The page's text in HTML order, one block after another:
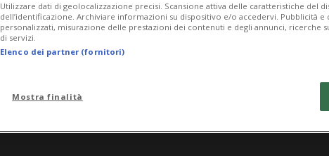
Utilizzare dati di geolocalizzazione precisi. Scansione attiva delle caratteristiche del
dell’identificazione. Archiviare informazioni su dispositivo e/o accedervi. Pubblicità e
personalizzati, misurazione delle prestazioni dei contenuti e degli annunci, ricerche
di servizi.
Elenco dei partner (fornitori)
Mostra finalità